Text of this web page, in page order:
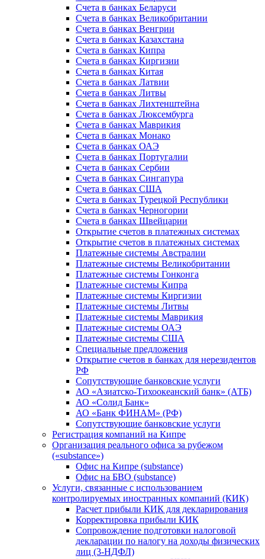
Счета в банках Беларуси
Счета в банках Великобритании
Счета в банках Венгрии
Счета в банках Казахстана
Счета в банках Кипра
Счета в банках Киргизии
Счета в банках Китая
Счета в банках Латвии
Счета в банках Литвы
Счета в банках Лихтенштейна
Счета в банках Люксембурга
Счета в банках Маврикия
Счета в банках Монако
Счета в банках ОАЭ
Счета в банках Португалии
Счета в банках Сербии
Счета в банках Сингапура
Счета в банках США
Счета в банках Турецкой Республики
Счета в банках Черногории
Счета в банках Швейцарии
Открытие счетов в платежных системах
Открытие счетов в платежных системах
Платежные системы Австралии
Платежные системы Великобритании
Платежные системы Гонконга
Платежные системы Кипра
Платежные системы Киргизии
Платежные системы Литвы
Платежные системы Маврикия
Платежные системы ОАЭ
Платежные системы США
Специальные предложения
Открытие счетов в банках для нерезидентов
РФ
Сопутствующие банковские услуги
АО «Азиатско-Тихоокеанский банк» (АТБ)
АО «Солид Банк»
АО «Банк ФИНАМ» (РФ)
Сопутствующие банковские услуги
Регистрация компаний на Кипре
Организация реального офиса за рубежом
(«substance»)
Офис на Кипре (substance)
Офис на БВО (substance)
Услуги, связанные с использованием
контролируемых иностранных компаний (КИК)
Расчет прибыли КИК для декларирования
Корректировка прибыли КИК
Сопровождение подготовки налоговой
декларации по налогу на доходы физических
лиц (3-НДФЛ)